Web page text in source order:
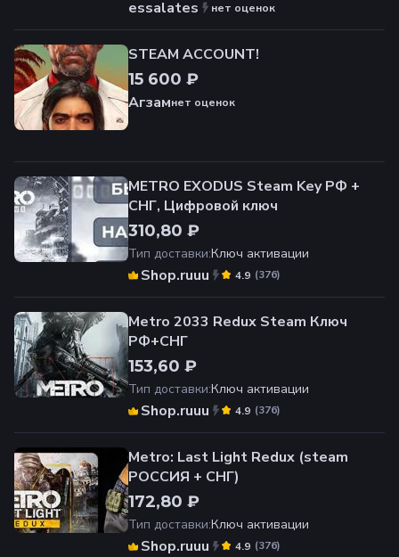
essalates нет оценок
STEAM ACCOUNT!
15 600 ₽
Агзамнет оценок
METRO EXODUS Steam Key РФ +
СНГ, Цифровой ключ
310,80 ₽
Тип доставки:Ключ активации
Shop.ruuu (376)
4.9
Metro 2033 Redux Steam Ключ
РФ+СНГ
153,60 ₽
Тип доставки:Ключ активации
Shop.ruuu (376)
4.9
Metro: Last Light Redux (steam
РОССИЯ + СНГ)
172,80 ₽
Тип доставки:Ключ активации
Shop.ruuu (376)
4.9